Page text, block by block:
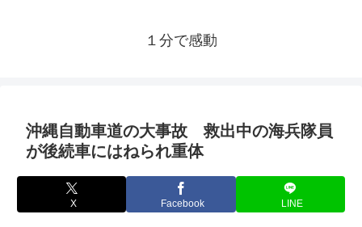
１分で感動
沖縄自動車道の大事故 救出中の海兵隊員
が後続車にはねられ重体
X Facebook LINE